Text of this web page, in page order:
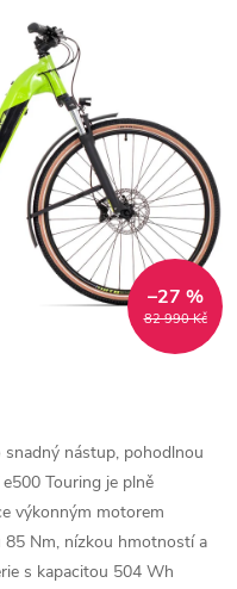
82 990 Kč
–27 %
nástup, pohodlnou
Touring je plně
výkonným motorem
85 Nm, nízkou hmotností a
s kapacitou 504 Wh